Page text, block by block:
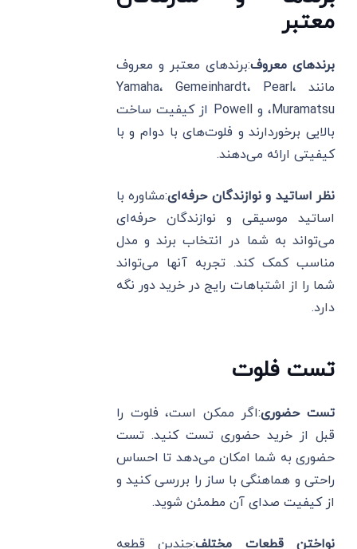
معتبر
برندهای معروف:برندهای معتبر و معروف
مانند Yamaha، Gemeinhardt، Pearl،
Muramatsu، و Powell از کیفیت ساخت
بالایی برخوردارند و فلوت‌های با دوام و با
کیفیتی ارائه می‌دهند.
نظر اساتید و نوازندگان حرفه‌ای:مشاوره با
اساتید موسیقی و نوازندگان حرفه‌ای
می‌تواند به شما در انتخاب برند و مدل
مناسب کمک کند. تجربه آنها می‌تواند
شما را از اشتباهات رایج در خرید دور نگه
دارد.
تست فلوت
تست حضوری:اگر ممکن است، فلوت را
قبل از خرید حضوری تست کنید. تست
حضوری به شما امکان می‌دهد تا احساس
راحتی و هماهنگی با ساز را بررسی کنید و
از کیفیت صدای آن مطمئن شوید.
نواختن قطعات مختلف:چندین قطعه